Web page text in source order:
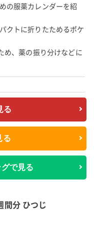
の服薬カレンダーを紹
クトに折りたためるポケ
め、薬の振り分けなどに
る
る
で見る
間分 ひつじ